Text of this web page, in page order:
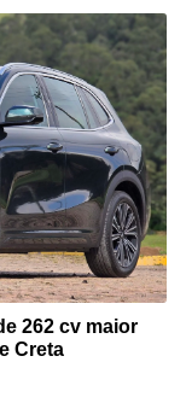
262 cv maior
Creta